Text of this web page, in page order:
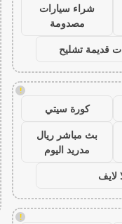
شراء سيارات
مصدومة
قديمة تشليح
!
كورة سيتي
بث مباشر ريال
مدريد اليوم
لايف
!